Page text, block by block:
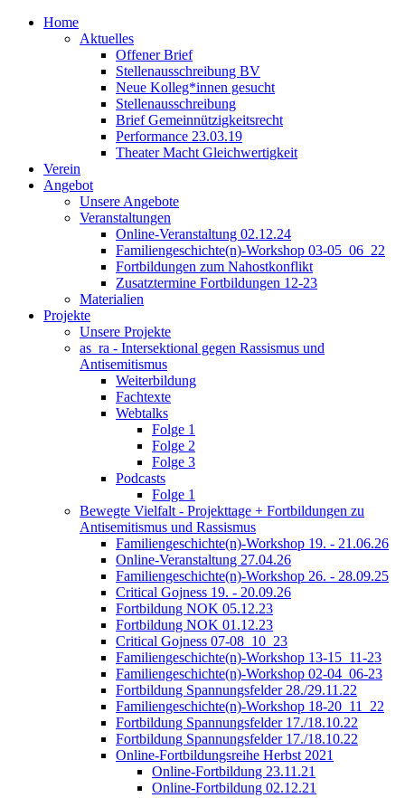
Home
Aktuelles
Offener Brief
Stellenausschreibung BV
Neue Kolleg*innen gesucht
Stellenausschreibung
Brief Gemeinnützigkeitsrecht
Performance 23.03.19
Theater Macht Gleichwertigkeit
Verein
Angebot
Unsere Angebote
Veranstaltungen
Online-Veranstaltung 02.12.24
Familiengeschichte(n)-Workshop 03-05_06_22
Fortbildungen zum Nahostkonflikt
Zusatztermine Fortbildungen 12-23
Materialien
Projekte
Unsere Projekte
as_ra - Intersektional gegen Rassismus und
Antisemitismus
Weiterbildung
Fachtexte
Webtalks
Folge 1
Folge 2
Folge 3
Podcasts
Folge 1
Bewegte Vielfalt - Projekttage + Fortbildungen zu
Antisemitismus und Rassismus
Familiengeschichte(n)-Workshop 19. - 21.06.26
Online-Veranstaltung 27.04.26
Familiengeschichte(n)-Workshop 26. - 28.09.25
Critical Gojness 19. - 20.09.26
Fortbildung NOK 05.12.23
Fortbildung NOK 01.12.23
Critical Gojness 07-08_10_23
Familiengeschichte(n)-Workshop 13-15_11-23
Familiengeschichte(n)-Workshop 02-04_06-23
Fortbildung Spannungsfelder 28./29.11.22
Familiengeschichte(n)-Workshop 18-20_11_22
Fortbildung Spannungsfelder 17./18.10.22
Fortbildung Spannungsfelder 17./18.10.22
Online-Fortbildungsreihe Herbst 2021
Online-Fortbildung 23.11.21
Online-Fortbildung 02.12.21